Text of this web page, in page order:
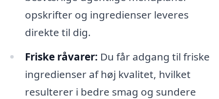
opskrifter og ingredienser leveres
direkte til dig.
Friske råvarer: Du får adgang til friske
ingredienser af høj kvalitet, hvilket
resulterer i bedre smag og sundere